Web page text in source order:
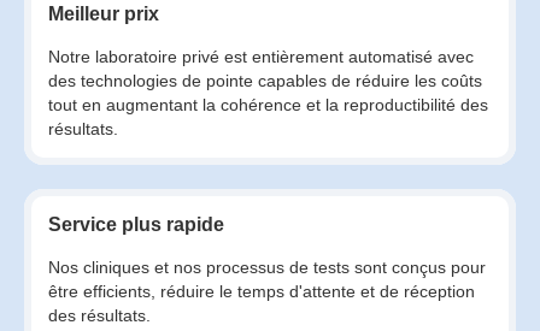
Meilleur prix
Notre laboratoire privé est entièrement automatisé avec
des technologies de pointe capables de réduire les coûts
tout en augmentant la cohérence et la reproductibilité des
résultats.
Service plus rapide
Nos cliniques et nos processus de tests sont conçus pour
être efficients, réduire le temps d'attente et de réception
des résultats.